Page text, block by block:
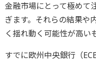
金融市場にとって極めて
ぎます。それらの結果や
く揺れ動く可能性が高い
すでに欧州中央銀行（